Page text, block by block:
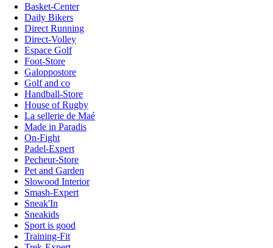
Basket-Center
Daily Bikers
Direct Running
Direct-Volley
Espace Golf
Foot-Store
Galoppostore
Golf and co
Handball-Store
House of Rugby
La sellerie de Maé
Made in Paradis
On-Fight
Padel-Expert
Pecheur-Store
Pet and Garden
Slowood Interior
Smash-Expert
Sneak'In
Sneakids
Sport is good
Training-Fit